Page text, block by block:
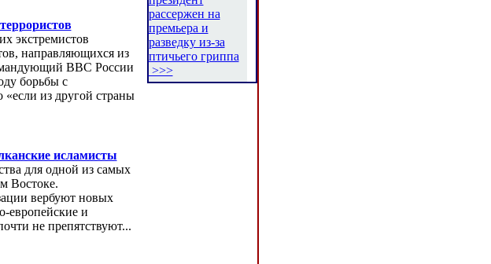
экстремистов
направляющихся из
ВВС России
борьбы с
из другой страны
исламисты
для одной из самых
Востоке.
вербуют новых
европейские и
не препятствуют...
рассержен на
премьера и
разведку из-за
птичьего гриппа
>>>